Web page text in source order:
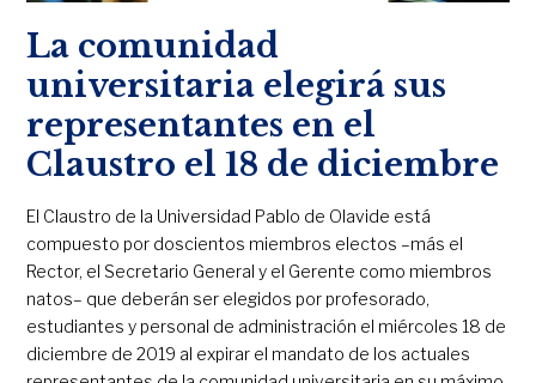
La comunidad
universitaria elegirá sus
representantes en el
Claustro el 18 de diciembre
El Claustro de la Universidad Pablo de Olavide está
compuesto por doscientos miembros electos –más el
Rector, el Secretario General y el Gerente como miembros
natos– que deberán ser elegidos por profesorado,
estudiantes y personal de administración el miércoles 18 de
diciembre de 2019 al expirar el mandato de los actuales